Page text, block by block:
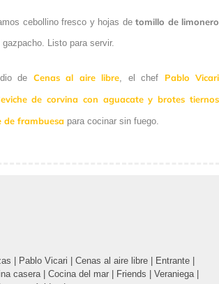
cebollino fresco y hojas de tomillo de limonero
Listo para servir.
de Cenas al aire libre , el chef Pablo Vicari
de corvina con aguacate y brotes tiernos
de frambuesa para cocinar sin fuego.
Pablo Vicari Cenas al aire libre Entrante
casera Cocina del mar Friends Veraniega